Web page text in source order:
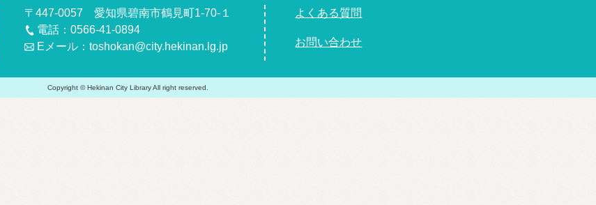
〒447-0057 愛知県碧南市鶴見町1-70-１
電話：0566-41-0894
Eメール：toshokan@city.hekinan.lg.jp
よくある質問
お問い合わせ
Copyright © Hekinan City Library All right reserved.